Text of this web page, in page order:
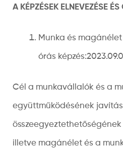
A KÉPZÉSEK ELNEVEZÉSE
Munka és
órás
Cél a munkavállalók és a
együttműködésének
illetve magánélet és a